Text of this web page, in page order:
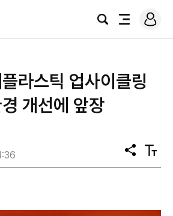
검
전
로
그
라스틱 업사이클링
개선에 앞장
공
유
텍
스